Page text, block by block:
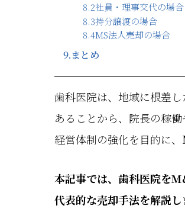
8.2社員・理事交代の場合
8.3持分譲渡の場合
8.4MS法人売却の場合
9.まとめ
歯科医院は、地域に根差
あることから、院長の稼
経営体制の強化を目的に
本記事では、歯科医院を
代表的な売却手法を解説し